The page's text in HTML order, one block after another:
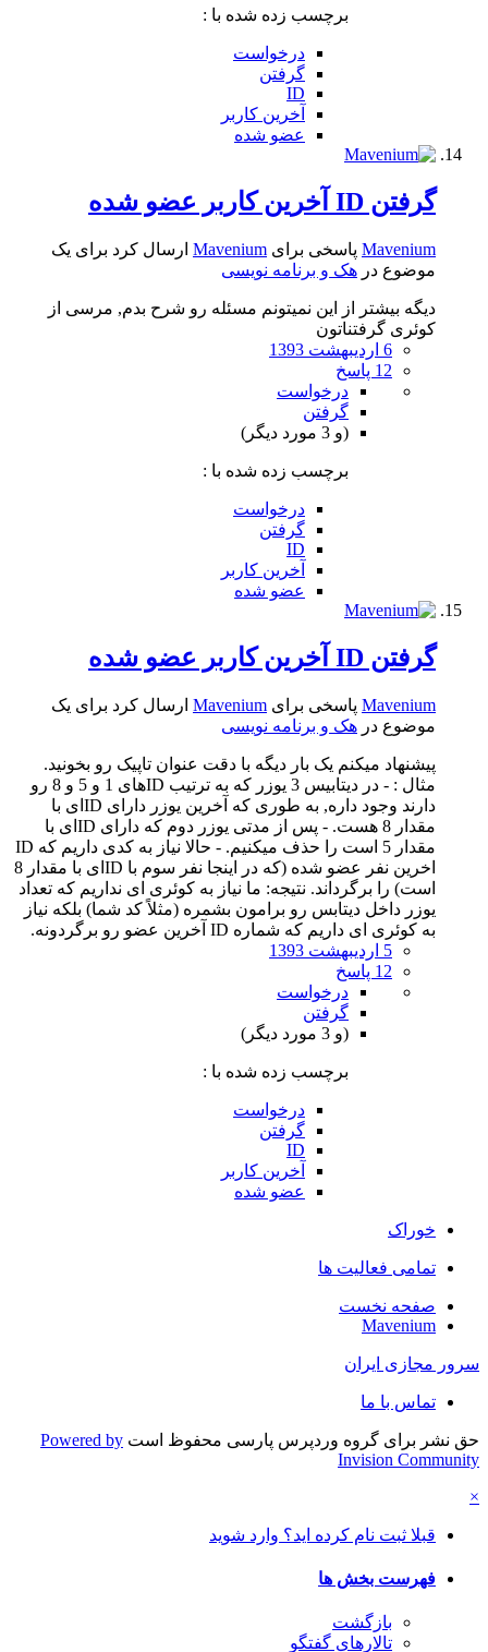
برچسب زده شده با :
درخواست
گرفتن
ID
آخرین کاربر
عضو شده
گرفتن ID آخرین کاربر عضو شده
Mavenium پاسخی برای Mavenium ارسال کرد برای یک
موضوع در هک و برنامه نویسی
دیگه بیشتر از این نمیتونم مسئله رو شرح بدم, مرسی از
کوئری گرفتناتون
6 اردیبهشت 1393
12 پاسخ
درخواست
گرفتن
(و 3 مورد دیگر)
برچسب زده شده با :
درخواست
گرفتن
ID
آخرین کاربر
عضو شده
گرفتن ID آخرین کاربر عضو شده
Mavenium پاسخی برای Mavenium ارسال کرد برای یک
موضوع در هک و برنامه نویسی
پیشنهاد میکنم یک بار دیگه با دقت عنوان تاپیک رو بخونید.
مثال : - در دیتابیس 3 یوزر که به ترتیب IDهای 1 و 5 و 8 رو
دارند وجود داره, به طوری که آخرین یوزر دارای IDای با
مقدار 8 هست. - پس از مدتی یوزر دوم که دارای IDای با
مقدار 5 است را حذف میکنیم. - حالا نیاز به کدی داریم که ID
اخرین نفر عضو شده (که در اینجا نفر سوم با IDای با مقدار 8
است) را برگرداند. نتیجه: ما نیاز به کوئری ای نداریم که تعداد
یوزر داخل دیتابس رو برامون بشمره (مثلاً کد شما) بلکه نیاز
به کوئری ای داریم که شماره ID آخرین عضو رو برگردونه.
5 اردیبهشت 1393
12 پاسخ
درخواست
گرفتن
(و 3 مورد دیگر)
برچسب زده شده با :
درخواست
گرفتن
ID
آخرین کاربر
عضو شده
خوراک
تمامی فعالیت ها
صفحه نخست
Mavenium
سرور مجازی ایران
تماس با ما
حق نشر برای گروه وردپرس پارسی محفوظ است Powered by
Invision Community
×
قبلا ثبت نام کرده اید؟ وارد شوید
فهرست بخش ها
بازگشت
تالارهای گفتگو